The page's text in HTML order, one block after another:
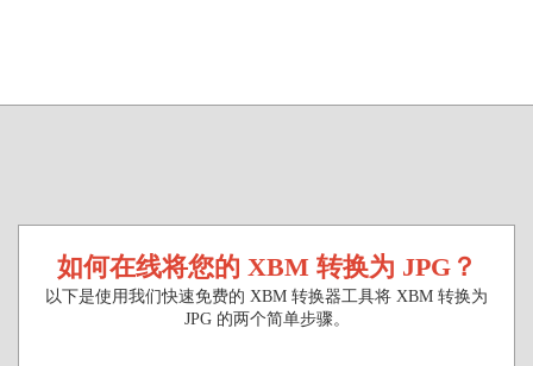
如何在线将您的 XBM 转换为 JPG？
以下是使用我们快速免费的 XBM 转换器工具将 XBM 转换为
JPG 的两个简单步骤。